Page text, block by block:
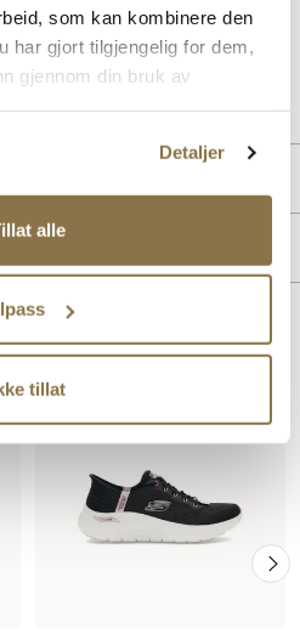
som kan kombinere den
har gjort tilgjengelig for dem,
gjennom din bruk av
Detaljer
alle
tillat
bruk. Modellen er vanntett.
produkter
SALG